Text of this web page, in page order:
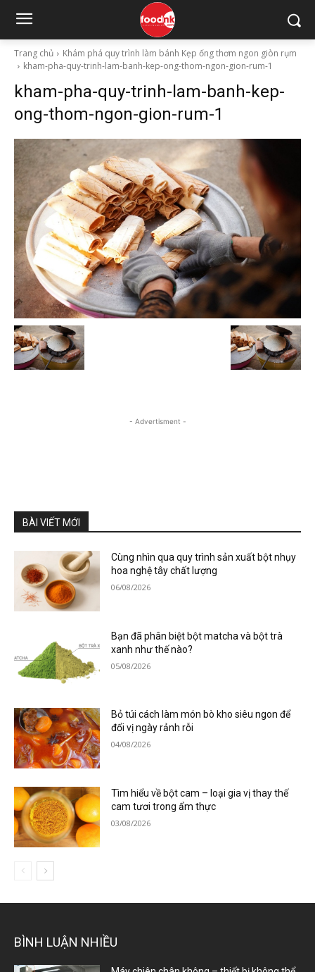
Trang chủ
Khám phá quy trình làm bánh Kẹp ống thơm ngon giòn rụm
kham-pha-quy-trinh-lam-banh-kep-ong-thom-ngon-gion-rum-1
kham-pha-quy-trinh-lam-banh-kep-
ong-thom-ngon-gion-rum-1
- Advertisment -
BÀI VIẾT MỚI
Cùng nhìn qua quy trình sản xuất bột nhụy
hoa nghệ tây chất lượng
06/08/2026
Bạn đã phân biệt bột matcha và bột trà
xanh như thế nào?
05/08/2026
Bỏ túi cách làm món bò kho siêu ngon để
đổi vị ngày rảnh rỗi
04/08/2026
Tìm hiểu về bột cam – loại gia vị thay thế
cam tươi trong ẩm thực
03/08/2026
BÌNH LUẬN NHIỀU